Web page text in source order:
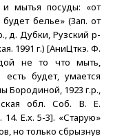
мытья посуды: «от
белье» (Зап. от
д. Дубки, Рузский р-
1991 г.) [АниЦткэ. Ф.
не то что мыть,
будет, умается
Бородиной, 1923 г.р.,
обл. Соб. В. Е.
Е.х. 5-3]. «Старую»
но только сбрызнув